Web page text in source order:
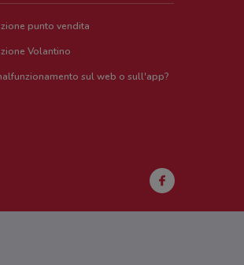
punto vendita
Volantino
sul web o sull'app?